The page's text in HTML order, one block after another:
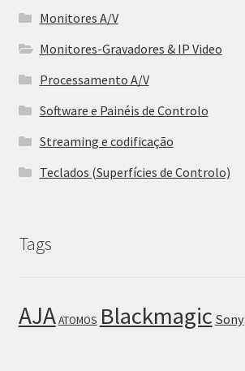
Monitores A/V
Monitores-Gravadores & IP Video
Processamento A/V
Software e Painéis de Controlo
Streaming e codificação
Teclados (Superfícies de Controlo)
Tags
AJAATOMOS Blackmagic Sony